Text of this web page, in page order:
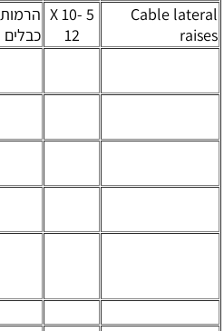
הרמות לצדדים עם
כבלים
Legs: